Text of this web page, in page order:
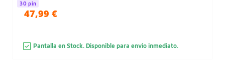
30 pin
47,99 €
Pantalla en Stock. Disponible para envio inmediato.